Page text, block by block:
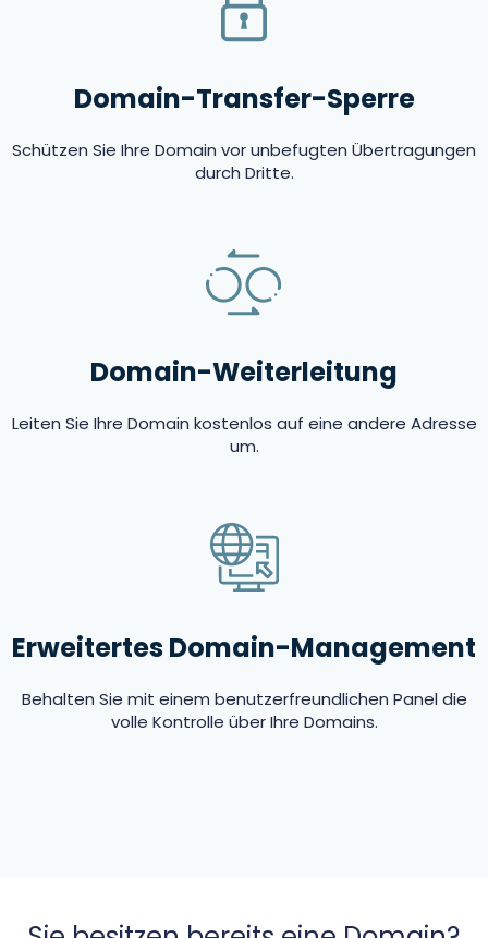
Domain-Transfer-Sperre
Schützen Sie Ihre Domain vor unbefugten Übertragungen
durch Dritte.
Domain-Weiterleitung
Leiten Sie Ihre Domain kostenlos auf eine andere Adresse
um.
Erweitertes Domain-Management
Behalten Sie mit einem benutzerfreundlichen Panel die
volle Kontrolle über Ihre Domains.